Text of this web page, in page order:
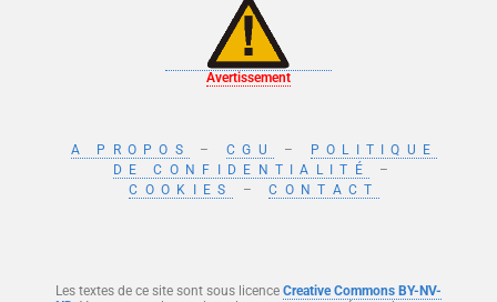
Avertissement
A PROPOS – CGU –
POLITIQUE
DE CONFIDENTIALITÉ
–
COOKIES
–CONTACT
Les textes de ce site sont sous licence Creative Commons BY-NV-